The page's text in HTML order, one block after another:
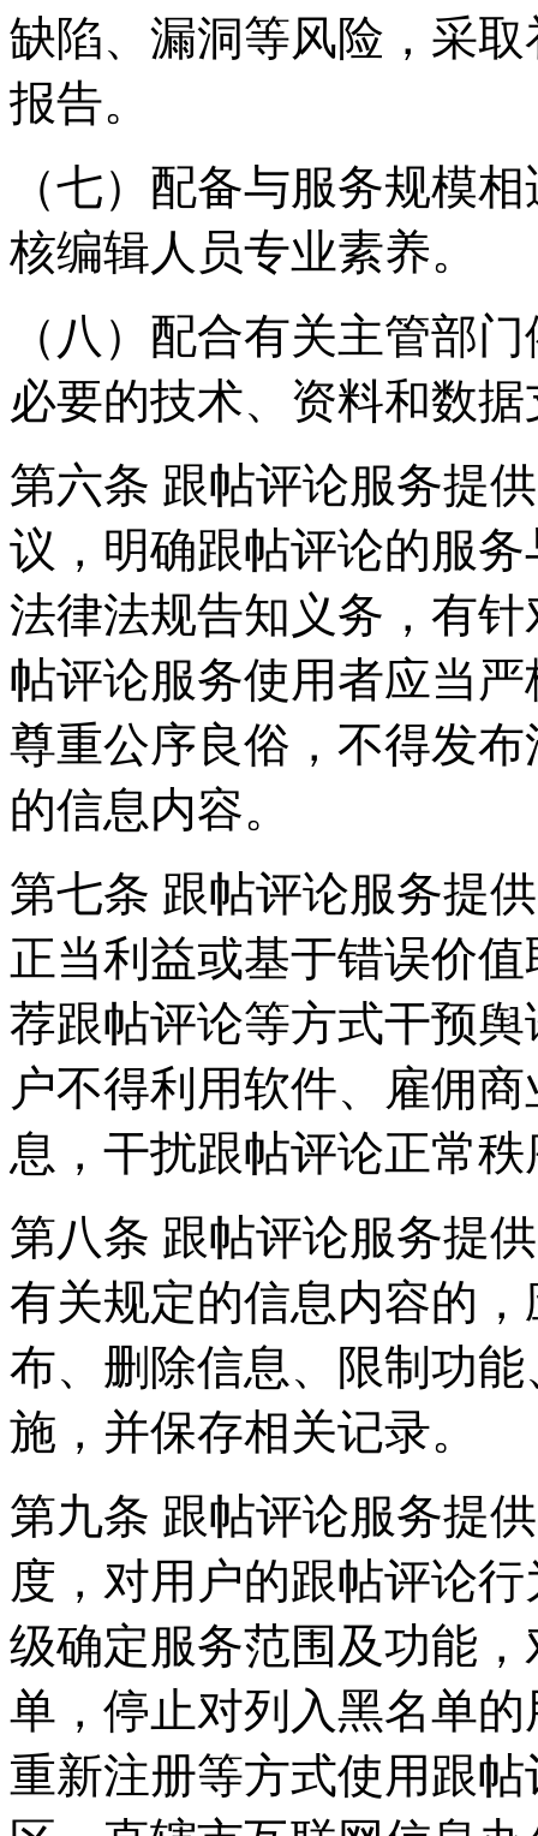
缺陷、漏洞等风险，采
报告。
（七）配备与服务规模
核编辑人员专业素养。
（八）配合有关主管部
必要的技术、资料和数
第六条 跟帖评论服务提
议，明确跟帖评论的服
法律法规告知义务，有
帖评论服务使用者应当
尊重公序良俗，不得发
的信息内容。
第七条 跟帖评论服务提
正当利益或基于错误价
荐跟帖评论等方式干预
户不得利用软件、雇佣
息，干扰跟帖评论正常
第八条 跟帖评论服务提
有关规定的信息内容的
布、删除信息、限制功
施，并保存相关记录。
第九条 跟帖评论服务提
度，对用户的跟帖评论
级确定服务范围及功能
单，停止对列入黑名单
重新注册等方式使用跟